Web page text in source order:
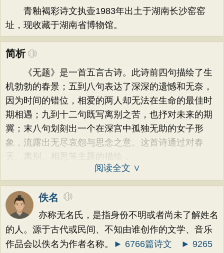
青釉褐彩诗文执壶1983年出土于湖南长沙窑窑
址，现收藏于湖南省博物馆。
简析
《无题》是一首五言古诗。此诗前四句描绘了生
机勃勃的春景；五到八句表达了深深的遗憾和无奈，
因为时间的错位，相爱的两人却无法在生命的最佳时
期相遇；九到十二句既写离别之苦，也抒对未来的期
冀；末八句划刻出一个在深宫中孤独无助的女子形
象，流露出无尽哀怨与思念之意。这首诗通过对春
天、离别、相思等主题的描绘，
阅读全文 ∨
佚名
亦称无名氏，是指身份不明或者尚未了解姓名
的人。源于古代或民间、不知由谁创作的文学、音乐
作品会以佚名为作者名称。
► 6766篇诗文 ► 9265